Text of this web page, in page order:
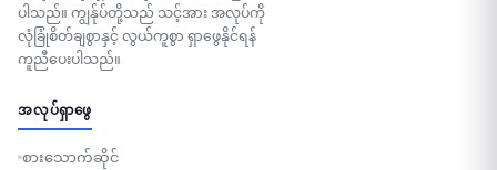
ပါသည်။ ကျွန်ုပ်တို့သည် သင့်အား အလုပ်ကို
လုံခြုံစိတ်ချစွာနှင့် လွယ်ကူစွာ ရှာဖွေနိုင်ရန်
ကူညီပေးပါသည်။
အလုပ်ရှာဖွေ
စားသောက်ဆိုင်